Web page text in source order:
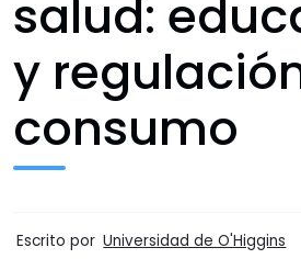
salud:
y
consumo
Escrito por Universidad de O'Higgins